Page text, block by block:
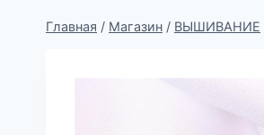
Главная / Магазин / ВЫШИВАНИЕ